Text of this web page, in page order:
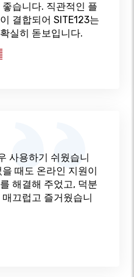
습니다. 직관적인 플
결합되어 SITE123는
실히 돋보입니다.
사용하기 쉬웠습니
때도 온라인 지원이
해결해 주었고, 덕분
끄럽고 즐거웠습니